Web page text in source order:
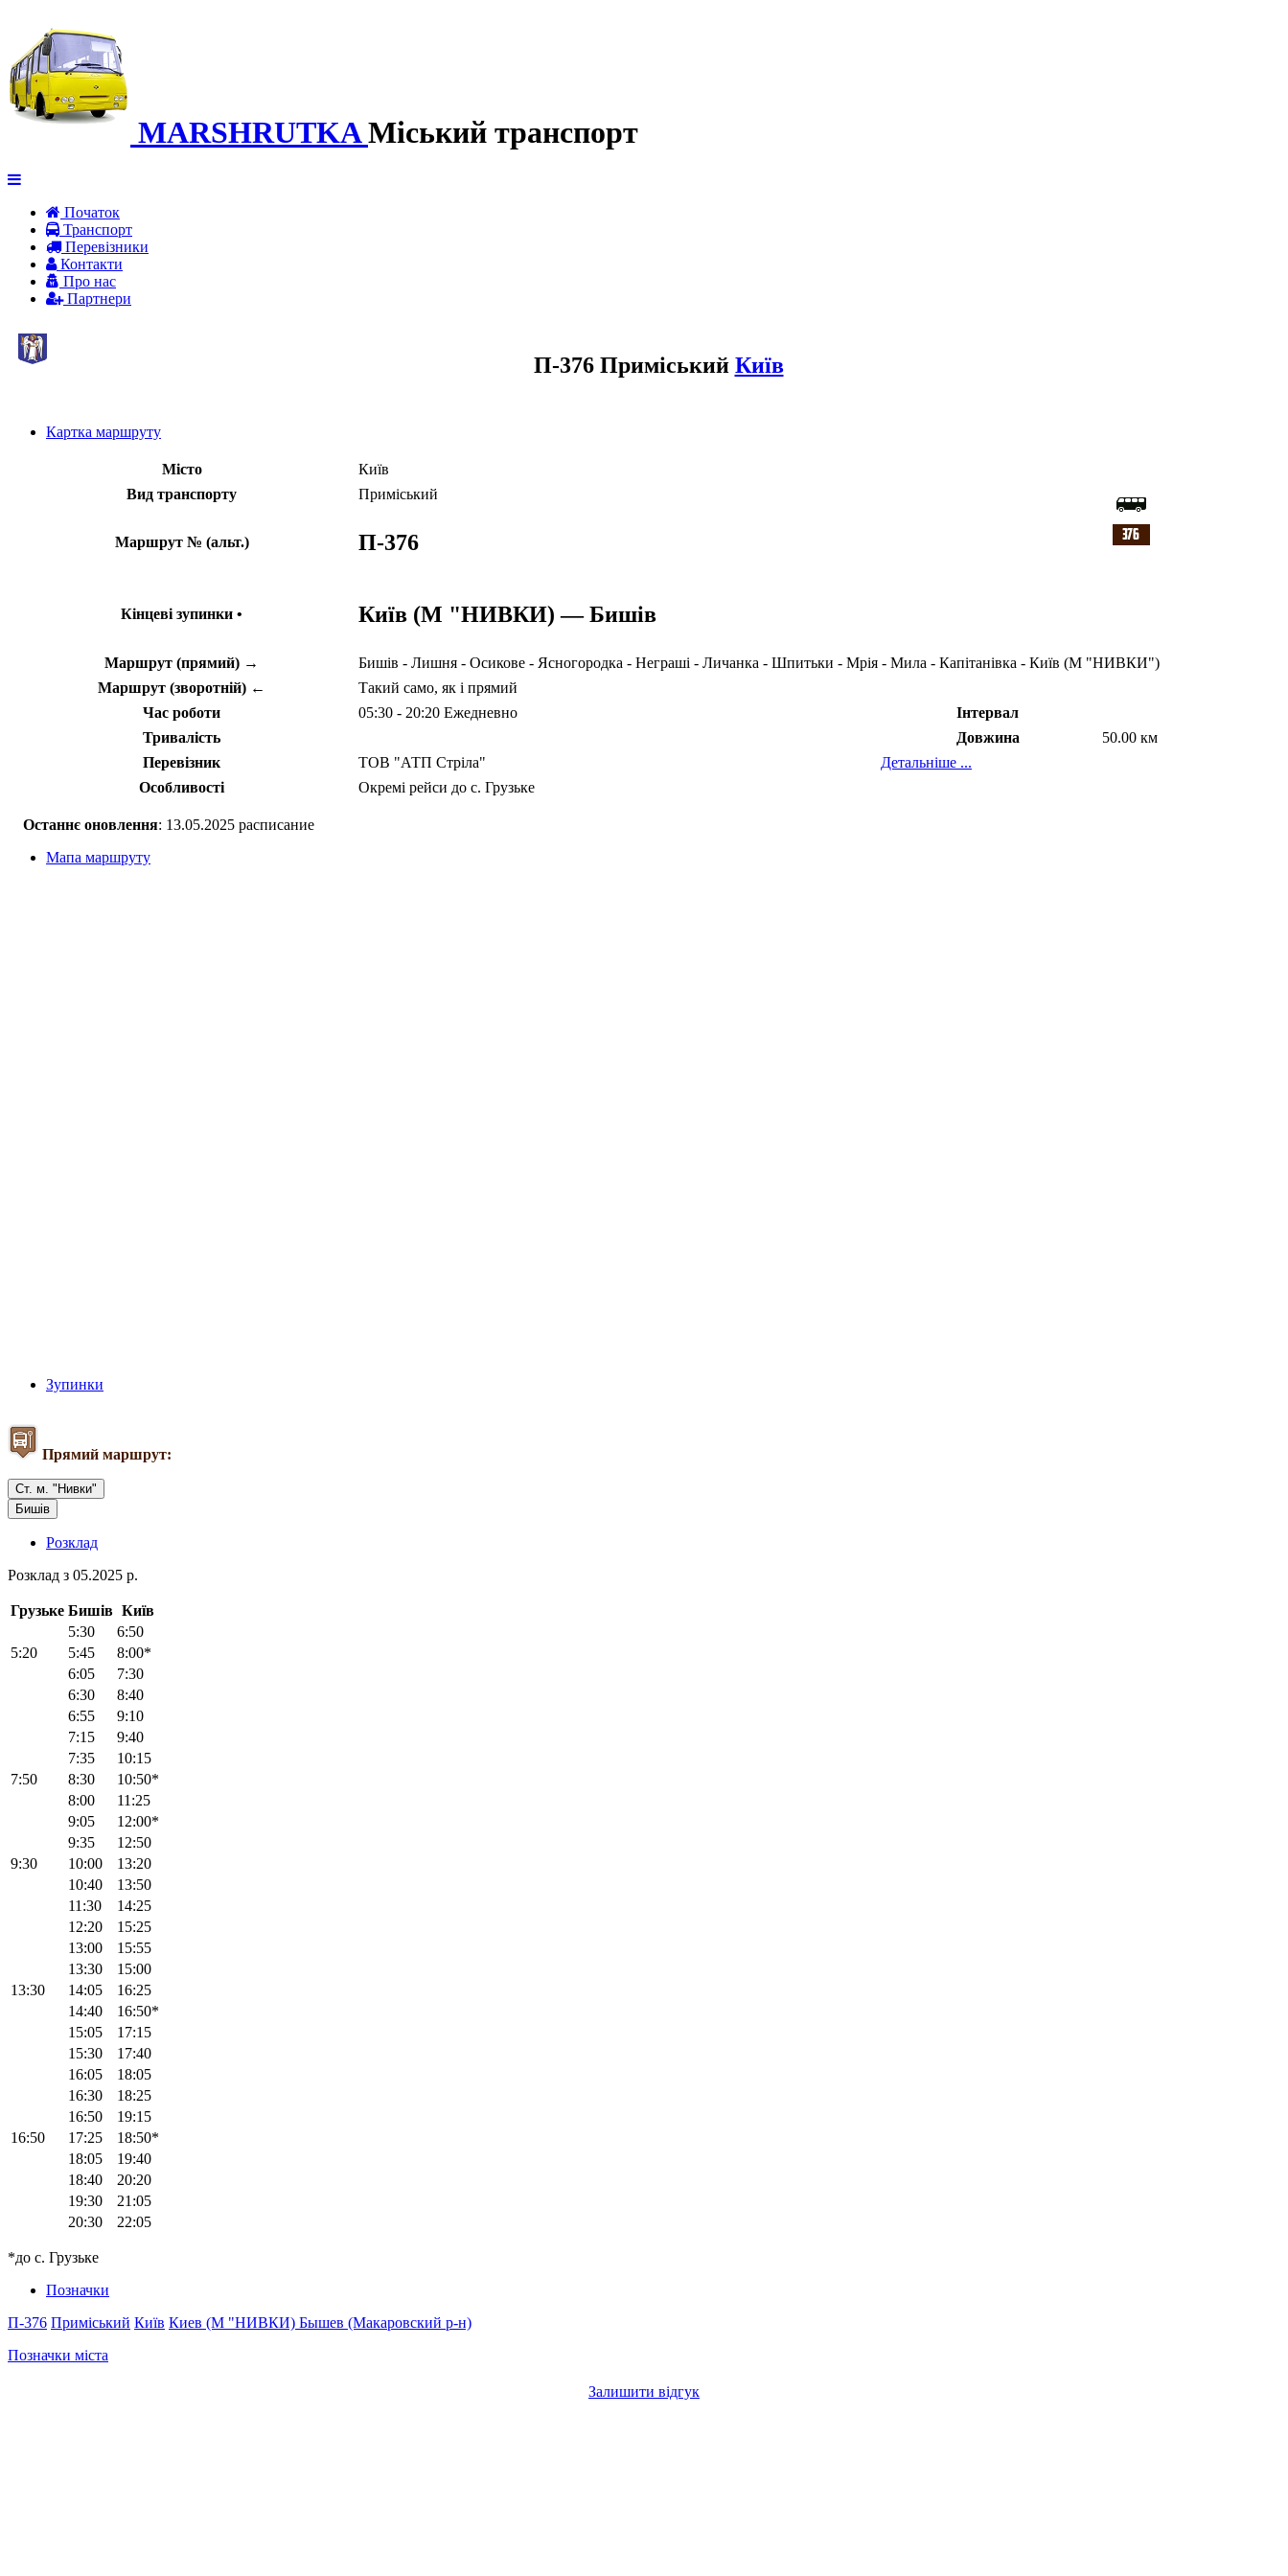
MARSHRUTKA Міський транспорт
Початок
Транспорт
Перевiзники
Контакти
Про нас
Партнери
П-376 Приміський Київ
Картка маршруту
Місто
Київ
Вид транспорту
Приміський
Маршрут № (альт.) П-376
Кінцеві зупинки • Київ (М "НИВКИ) — Бишів
Маршрут (прямий) →
Бишів - Лишня - Осикове - Ясногородка - Неграші - Личанка - Шпитьки - Мрія - Мила - Капітанівка - Київ (М "НИВКИ")
Маршрут (зворотній) ←
Такий само, як і прямий
Час роботи
05:30 - 20:20 Ежедневно
Інтервал
Тривалість
Довжина
50.00 км
Перевізник
ТОВ "АТП Стріла"
Детальніше ...
Особливості
Окремі рейси до с. Грузьке
Останнє оновлення: 13.05.2025 расписание
Мапа маршруту
Зупинки
Прямий маршрут:
Ст. м. "Нивки"
Бишів
Розклад
Розклад з 05.2025 р.
Грузьке Бишів Київ
5:30
6:50
5:20
5:45
8:00*
6:05
7:30
6:30
8:40
6:55
9:10
7:15
9:40
7:35
10:15
7:50
8:30
10:50*
8:00
11:25
9:05
12:00*
9:35
12:50
9:30
10:00
13:20
10:40
13:50
11:30
14:25
12:20
15:25
13:00
15:55
13:30
15:00
13:30
14:05
16:25
14:40
16:50*
15:05
17:15
15:30
17:40
16:05
18:05
16:30
18:25
16:50
19:15
16:50
17:25
18:50*
18:05
19:40
18:40
20:20
19:30
21:05
20:30
22:05
*до с. Грузьке
Позначки
П-376 Приміський Київ Киев (М "НИВКИ) Бышев (Макаровский р-н)
Позначки міста
Залишити відгук